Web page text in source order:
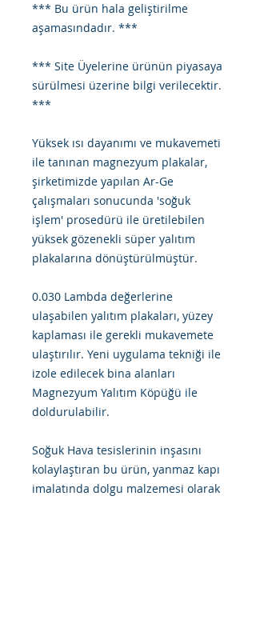
*** Bu ürün hala geliştirilme
aşamasındadır. ***
*** Site Üyelerine ürünün piyasaya
sürülmesi üzerine bilgi verilecektir.
***
Yüksek ısı dayanımı ve mukavemeti
ile tanınan magnezyum plakalar,
şirketimizde yapılan Ar-Ge
çalışmaları sonucunda 'soğuk
işlem' prosedürü ile üretilebilen
yüksek gözenekli süper yalıtım
plakalarına dönüştürülmüştür.
0.030 Lambda değerlerine
ulaşabilen yalıtım plakaları, yüzey
kaplaması ile gerekli mukavemete
ulaştırılır. Yeni uygulama tekniği ile
izole edilecek bina alanları
Magnezyum Yalıtım Köpüğü ile
doldurulabilir.
Soğuk Hava tesislerinin inşasını
kolaylaştıran bu ürün, yanmaz kapı
imalatında dolgu malzemesi olarak